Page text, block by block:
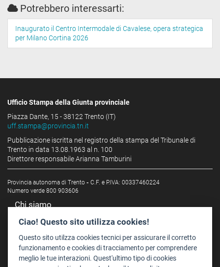
Potrebbero interessarti:
Inaugurato il Centro Intermodale di Cavalese, opera strategica
per Milano Cortina 2026
Ufficio Stampa della Giunta provinciale
Piazza Dante, 15 - 38122 Trento (IT)
uff.stampa@provincia.tn.it
Pubblicazione iscritta nel registro della stampa del Tribunale di
Trento in data 13.08.1963 al n. 100
Direttore responsabile Arianna Tamburini
Provincia autonoma di Trento - C.F. e P.IVA: 00337460224
Numero verde 800 903606
Chi siamo
Redazione
Staff
Format - Centro Audiovisivi
Trentino Film Commission
Ciao! Questo sito utilizza cookies!
Questo sito utilzza cookies tecnici per assicurare il corretto
funzionamento e cookies di tracciamento per comprendere
meglio le tue interazioni. Quest'ultimo tipo di cookies